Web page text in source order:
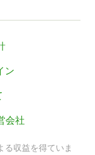
ン
会社
る収益を得ていま